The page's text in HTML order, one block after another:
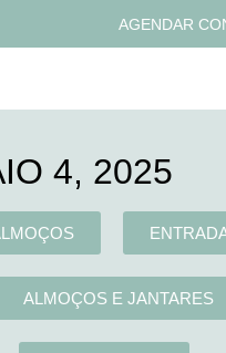
AGENDAR
4, 2025
ALMOÇOS E JANTARES